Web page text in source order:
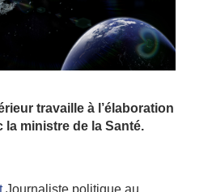
travaille à l’élaboration
ministre de la Santé.
Journaliste politique au